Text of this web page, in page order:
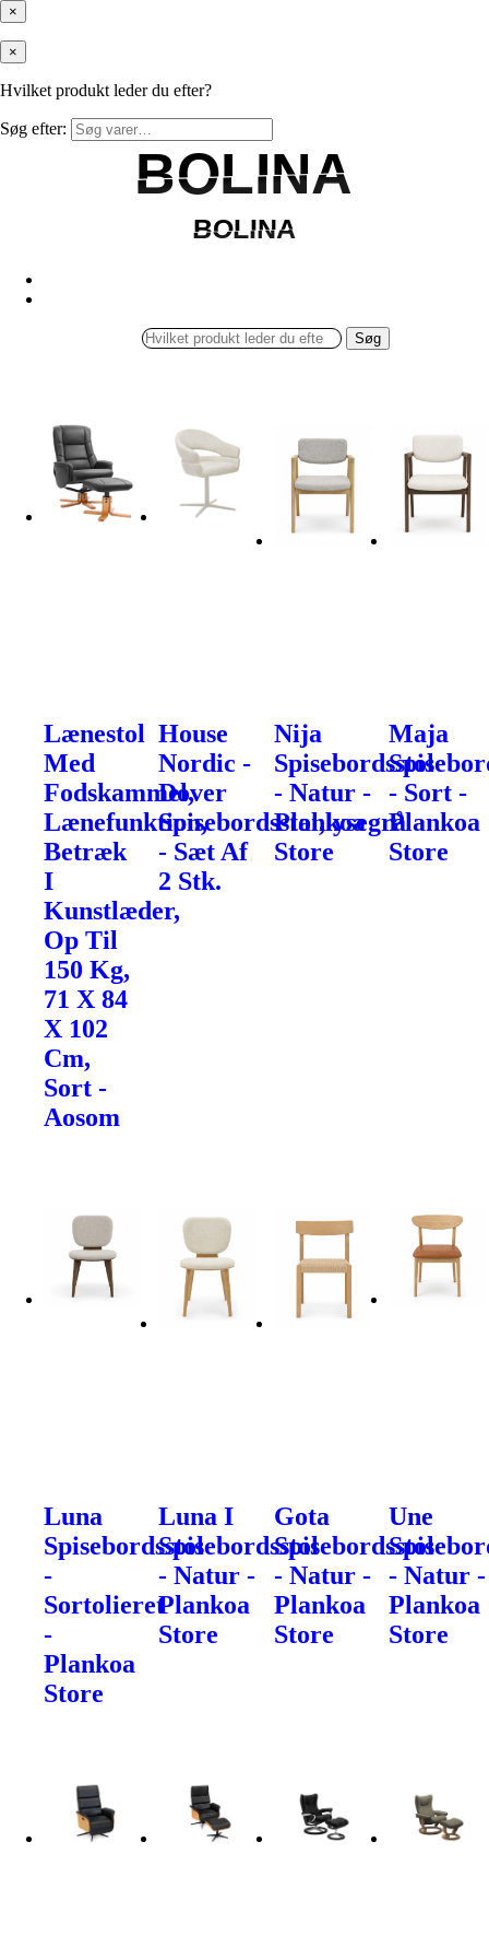
×
×
Hvilket produkt leder du efter?
Søg efter:
BOLINA
BOLINA
BOLINA
BOLINA
Søg
Lænestol
Med
Fodskammel,
Lænefunktion,
Betræk
I
Kunstlæder,
Op Til
150 Kg,
71 X 84
X 102
Cm,
Sort -
Aosom
House
Nordic -
Dover
Spisebordsstol,lysegrå
- Sæt Af
2 Stk.
Nija
Spisebordsstol
- Natur -
Plankoa
Store
Maja
- Sort -
Plankoa
Store
Luna
Spisebordsstol
-
Sortolieret
-
Plankoa
Store
Luna I
Spisebordsstol
- Natur -
Plankoa
Store
Gota
Spisebordsstol
- Natur -
Plankoa
Store
Une
- Natur -
Plankoa
Store